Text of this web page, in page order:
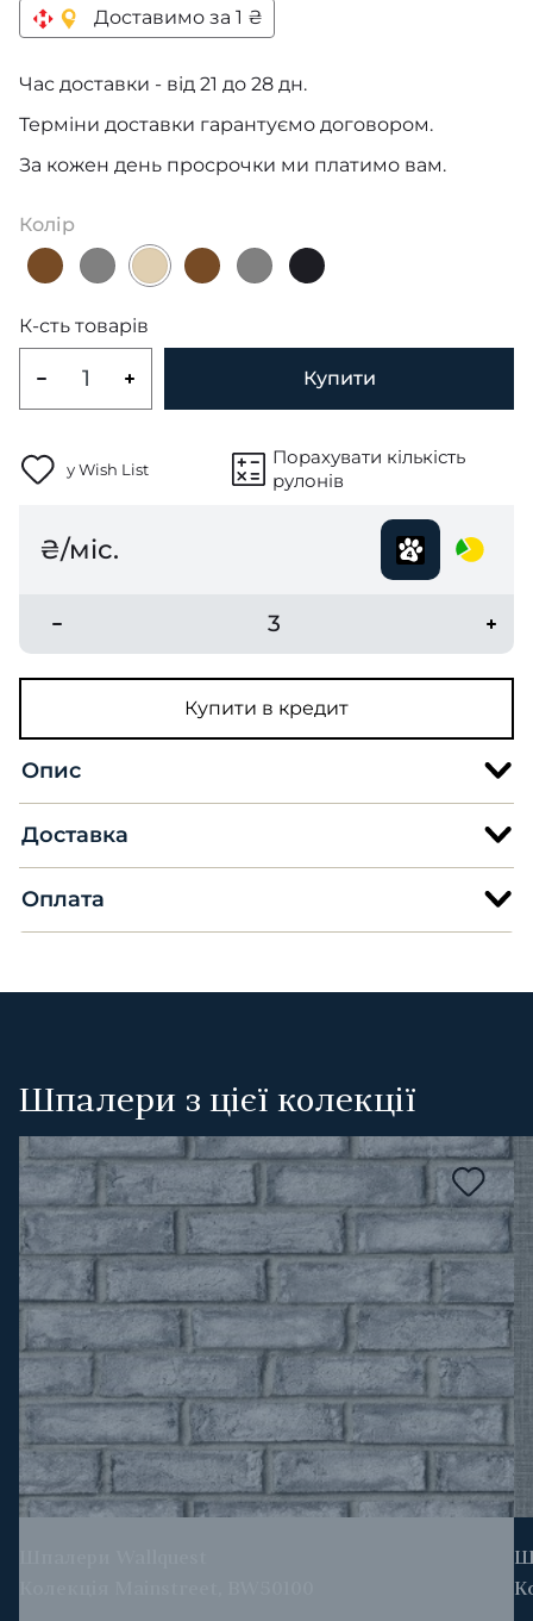
Доставимо за 1 ₴
Час доставки - від 21 до 28 дн.
Терміни доставки гарантуємо договором.
За кожен день просрочки ми платимо вам.
Колір
К-сть товарів
Купити
у Wish List
Порахувати кількість
рулонів
₴/міс.
3
Купити в кредит
Опис
Доставка
Оплата
Шпалери з цієї колекції